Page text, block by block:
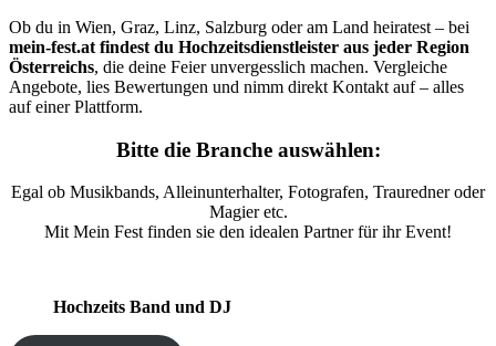
Ob du in Wien, Graz, Linz, Salzburg oder am Land heiratest – bei
mein-fest.at findest du Hochzeitsdienstleister aus jeder Region
Österreichs, die deine Feier unvergesslich machen. Vergleiche
Angebote, lies Bewertungen und nimm direkt Kontakt auf – alles
auf einer Plattform.
Bitte die Branche auswählen:
Egal ob Musikbands, Alleinunterhalter, Fotografen, Trauredner oder
Magier etc.
Mit Mein Fest finden sie den idealen Partner für ihr Event!
Hochzeits Band und DJ